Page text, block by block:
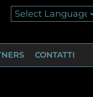
CONTATTI